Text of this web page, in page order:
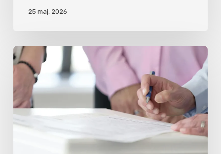
25 maj, 2026
Varför
du
ett
aktieägaravtal